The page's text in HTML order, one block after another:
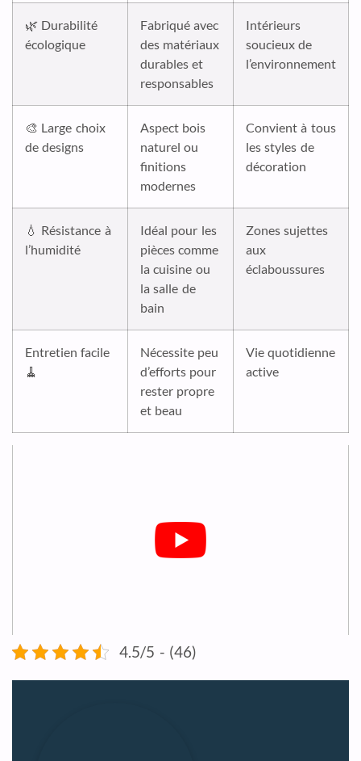
🌿 Durabilité
écologique
Fabriqué avec
des matériaux
durables et
responsables
Intérieurs
soucieux de
l’environnement
🎨 Large choix
de designs
Aspect bois
naturel ou
finitions
modernes
Convient à tous
les styles de
décoration
💧 Résistance à
l’humidité
Idéal pour les
pièces comme
la cuisine ou
la salle de
bain
Zones sujettes
aux
éclaboussures
Entretien facile
🧹
Nécessite peu
d’efforts pour
rester propre
et beau
Vie quotidienne
active
4.5/5 - (46)